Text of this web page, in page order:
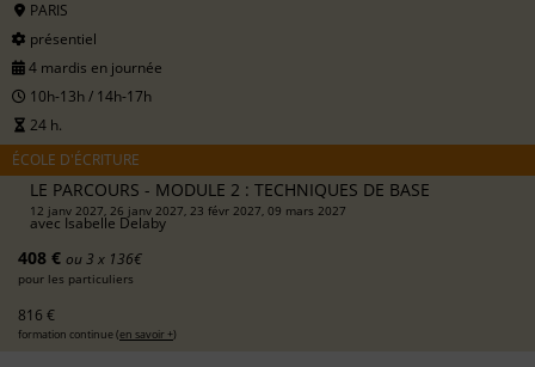
PARIS
présentiel
4 mardis en journée
10h-13h / 14h-17h
24 h.
ÉCOLE D'ÉCRITURE
LE PARCOURS - MODULE 2 : TECHNIQUES DE BASE
12 janv 2027, 26 janv 2027, 23 févr 2027, 09 mars 2027
avec Isabelle Delaby
408 € ou 3 x 136€
pour les particuliers
816 €
formation continue (en savoir +)